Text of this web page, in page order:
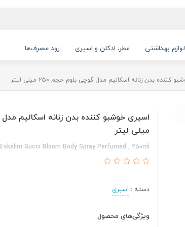
لوازم بهداشتی عطر، ادکلن و اسپری زود مصرف‌ها
کننده بدن زنانه اسکالیم مدل گوچی بلوم حجم 250 میلی لیتر
میلی لیتر
Eskalim Gucci Bloom Body Spray Perfumed , 250ml
دسته : اسپری
ویژگی‌های محصول